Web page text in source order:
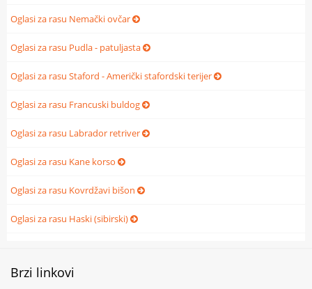
Oglasi za rasu Nemački ovčar
Oglasi za rasu Pudla - patuljasta
Oglasi za rasu Staford - Američki stafordski terijer
Oglasi za rasu Francuski buldog
Oglasi za rasu Labrador retriver
Oglasi za rasu Kane korso
Oglasi za rasu Kovrdžavi bišon
Oglasi za rasu Haski (sibirski)
Brzi linkovi